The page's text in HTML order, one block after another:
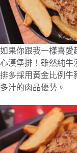
如果你跟我一樣喜愛
心漢堡排！雖然純牛
排多採用黃金比例牛
多汁的肉品優勢。